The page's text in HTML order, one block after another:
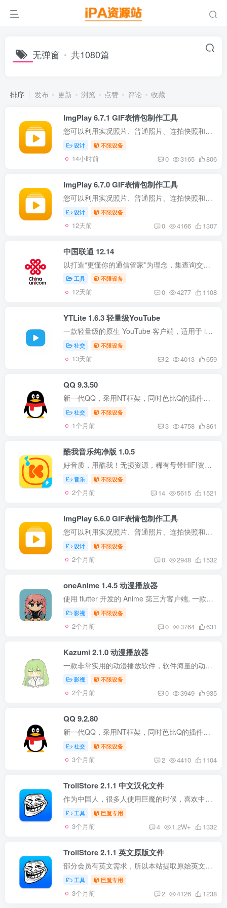
无弹窗 共1080篇
排序 发布 更新 浏览 点赞 评论 收藏
ImgPlay 6.7.1 GIF表情包制作工具
您可以利用实况照片、普通照片、连拍快照和视频轻松制作并分享GIF。 这是一款让动态图片(GIF)制作变得无比简单的应用，很容易上手！绝不拖泥带水！ ImgPlay能为您的照片和视频注入更多生命力。...
设计 不限设备
14小时前 0 3165 806
ImgPlay 6.7.0 GIF表情包制作工具
您可以利用实况照片、普通照片、连拍快照和视频轻松制作并分享GIF。 这是一款让动态图片(GIF)制作变得无比简单的应用，很容易上手！绝不拖泥带水！ ImgPlay能为您的照片和视频注入更多生命力。...
设计 不限设备
12天前 0 4166 1307
中国联通 12.14
以打造“更懂你的通信管家”为理念，集查询交费、业务办理、宽带智能家居、靓号终端、视频娱乐权益、餐饮出行优惠等多领域、全方位服务于一身，致力于为用户提供更优质的使用体验，创造更便捷、...
工具 不限设备
12天前 0 4277 1108
YTLite 1.6.3 轻量级YouTube
一款轻量级的原生 YouTube 客户端，适用于 iOS 12 及更高版本。无广告、无追踪、无依赖项。 为什么开发这款app? 当谷歌停止对老旧设备上的官方 YouTube 应用提供支持后，用户就无法流畅观看视频...
社交 不限设备
13天前 2 4013 659
QQ 9.3.50
新一代QQ，采用NT框架，同时芭比Q的插件也发布； 兼容性 iPhone：iOS 14.0+ iPad：iPadOS 14.0+ 版本说明 更新至最新版； 注入图层助手_1.6.1； 使用说明 安装后直接打开即可使用； 插件说明 登...
社交 不限设备
1个月前 3 4758 861
酷我音乐纯净版 1.0.5
好音质，用酷我！无损资源，稀有母带HIFI资源尽在酷我。 酷我音乐，App Store上深受欢迎的音乐APP。百万高音质正版音乐，跨平台无缝同步。好音乐装进口袋，随时随地想听就听。 听音乐，用酷我【...
音乐 不限设备
2个月前 14 5615 1521
ImgPlay 6.6.0 GIF表情包制作工具
您可以利用实况照片、普通照片、连拍快照和视频轻松制作并分享GIF。 这是一款让动态图片(GIF)制作变得无比简单的应用，很容易上手！绝不拖泥带水！ ImgPlay能为您的照片和视频注入更多生命力。...
设计 不限设备
2个月前 0 2948 1532
oneAnime 1.4.5 动漫播放器
使用 flutter 开发的 Anime 第三方客户端, 一款简洁清爽无广告的看番软件。界面符合 Material You 规范。除了番剧，还有弹幕 (～￣▽￣)～ 兼容性 iPhone：iOS 14.0+ iPad：iPadOS 14.0+ 版本说...
影视 不限设备
2个月前 0 3764 631
Kazumi 2.1.0 动漫播放器
一款非常实用的动漫播放软件，软件海量的动漫资源库，涵盖国内外各种流行、经典和最新的动漫作品，支持硬件加速、高刷新率适配、倍速播放和弹幕功能，提供国内外各类动漫作品，包括热门新番、经...
影视 不限设备
2个月前 0 3949 935
QQ 9.2.80
新一代QQ，采用NT框架，同时芭比Q的插件也发布； 兼容性 iPhone：iOS 14.0+ iPad：iPadOS 14.0+ 版本说明 更新至最新版； 注入图层助手_1.6； 使用说明 安装后直接打开即可使用； 插件说明 登陆...
社交 不限设备
3个月前 2 4410 1104
TrollStore 2.1.1 中文汉化文件
作为中国人，很多人使用巨魔的时候，喜欢中文显示，虽然使用过程中只关注【APP】列表，但是很多人还是希望中文汉化支持，所以本站提供汉化文件； 兼容性 所有已安装巨魔商店的设备； 版本说明 ...
工具 巨魔专用
3个月前 4 1.2W+ 1332
TrollStore 2.1.1 英文原版文件
部分会员有英文需求，所以本站提取原始英文原版文件； 兼容性 所有已安装巨魔商店的设备； 版本说明 更新至最新2.1.1版本； 使用说明 先下载配置文件包； 文件包的后缀扩展名是【.tar】; 下载完...
工具 巨魔专用
3个月前 2 4126 1238